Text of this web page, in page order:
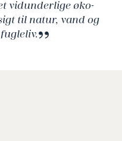
under dit ophold
mad er lavet på
af lokale bønder.
vidunderlige øko-
til natur, vand og